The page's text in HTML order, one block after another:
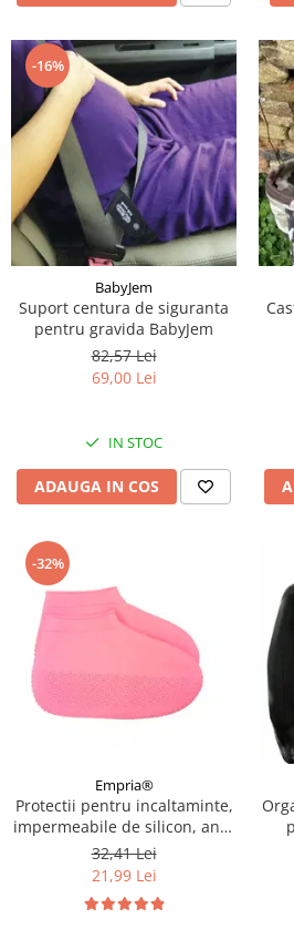
-16%
BabyJem
Suport centura de siguranta
pentru gravida BabyJem
82,57 Lei
69,00 Lei
IN STOC
ADAUGA IN COS
-32%
Empria®
Protectii pentru incaltaminte,
impermeabile de silicon, anti-
alunecare, Empria, marime S
30 - 34, Diverse culori
32,41 Lei
21,99 Lei